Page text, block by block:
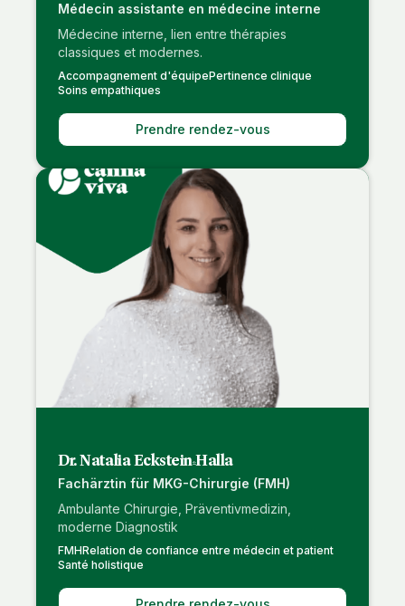
Médecin assistante en médecine interne
Médecine interne, lien entre thérapies
classiques et modernes.
Accompagnement d'équipePertinence clinique
Soins empathiques
Prendre rendez-vous
Dr. Natalia Eckstein-Halla
Fachärztin für MKG-Chirurgie (FMH)
Ambulante Chirurgie, Präventivmedizin,
moderne Diagnostik
FMHRelation de confiance entre médecin et patient
Santé holistique